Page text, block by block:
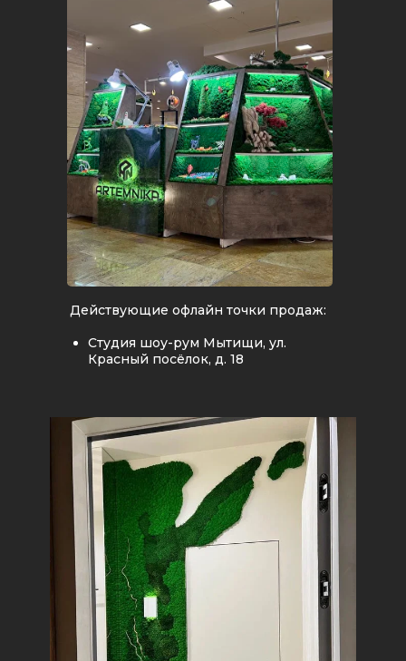
Действующие офлайн точки продаж:
Студия шоу-рум Мытищи, ул.
Красный посёлок, д. 18